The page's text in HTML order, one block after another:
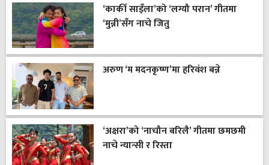
‘कार्की साइँला’को ‘लग्यौ परान’ गीतमा
‘मुन्नी’सँग नाचे जितु
अरुण ‘म मदनकृष्ण’मा हरिवंश बन्ने
‘अक्षरा’को ‘नाचौन बरिलै’ गीतमा छमछमी
नाचे न्यान्सी र रिस्ता